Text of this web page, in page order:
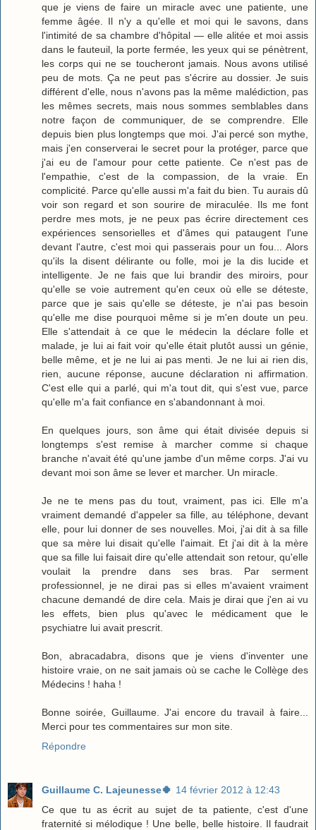
que je viens de faire un miracle avec une patiente, une
femme âgée. Il n'y a qu'elle et moi qui le savons, dans
l'intimité de sa chambre d'hôpital — elle alitée et moi assis
dans le fauteuil, la porte fermée, les yeux qui se pénètrent,
les corps qui ne se toucheront jamais. Nous avons utilisé
peu de mots. Ça ne peut pas s'écrire au dossier. Je suis
différent d'elle, nous n'avons pas la même malédiction, pas
les mêmes secrets, mais nous sommes semblables dans
notre façon de communiquer, de se comprendre. Elle
depuis bien plus longtemps que moi. J'ai percé son mythe,
mais j'en conserverai le secret pour la protéger, parce que
j'ai eu de l'amour pour cette patiente. Ce n'est pas de
l'empathie, c'est de la compassion, de la vraie. En
complicité. Parce qu'elle aussi m'a fait du bien. Tu aurais dû
voir son regard et son sourire de miraculée. Ils me font
perdre mes mots, je ne peux pas écrire directement ces
expériences sensorielles et d'âmes qui pataugent l'une
devant l'autre, c'est moi qui passerais pour un fou... Alors
qu'ils la disent délirante ou folle, moi je la dis lucide et
intelligente. Je ne fais que lui brandir des miroirs, pour
qu'elle se voie autrement qu'en ceux où elle se déteste,
parce que je sais qu'elle se déteste, je n'ai pas besoin
qu'elle me dise pourquoi même si je m'en doute un peu.
Elle s'attendait à ce que le médecin la déclare folle et
malade, je lui ai fait voir qu'elle était plutôt aussi un génie,
belle même, et je ne lui ai pas menti. Je ne lui ai rien dis,
rien, aucune réponse, aucune déclaration ni affirmation.
C'est elle qui a parlé, qui m'a tout dit, qui s'est vue, parce
qu'elle m'a fait confiance en s'abandonnant à moi.
En quelques jours, son âme qui était divisée depuis si
longtemps s'est remise à marcher comme si chaque
branche n'avait été qu'une jambe d'un même corps. J'ai vu
devant moi son âme se lever et marcher. Un miracle.
Je ne te mens pas du tout, vraiment, pas ici. Elle m'a
vraiment demandé d'appeler sa fille, au téléphone, devant
elle, pour lui donner de ses nouvelles. Moi, j'ai dit à sa fille
que sa mère lui disait qu'elle l'aimait. Et j'ai dit à la mère
que sa fille lui faisait dire qu'elle attendait son retour, qu'elle
voulait la prendre dans ses bras. Par serment
professionnel, je ne dirai pas si elles m'avaient vraiment
chacune demandé de dire cela. Mais je dirai que j'en ai vu
les effets, bien plus qu'avec le médicament que le
psychiatre lui avait prescrit.
Bon, abracadabra, disons que je viens d'inventer une
histoire vraie, on ne sait jamais où se cache le Collège des
Médecins ! haha !
Bonne soirée, Guillaume. J'ai encore du travail à faire...
Merci pour tes commentaires sur mon site.
Répondre
Guillaume C. Lajeunesse🍀 14 février 2012 à 12:43
Ce que tu as écrit au sujet de ta patiente, c'est d'une
fraternité si mélodique ! Une belle, belle histoire. Il faudrait